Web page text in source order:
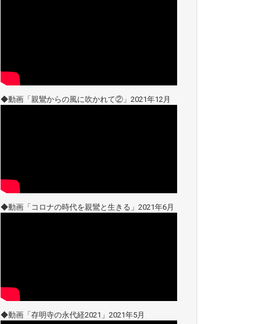
◆動画「親鸞からの風に吹かれて②」2021年12月
◆動画「コロナの時代を親鸞と生きる」2021年6月
◆動画「存明寺の永代経2021」2021年5月